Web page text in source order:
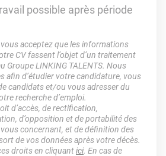
possible après période
acceptez que les informations
CV fassent l’objet d’un traitement
Groupe LINKING TALENTS. Nous
afin d’étudier votre candidature, vous
candidats et/ou vous adresser du
recherche d’emploi.
d’accès, de rectification,
d’opposition et de portabilité des
concernant, et de définition des
de vos données après votre décès.
droits en cliquantici. En cas de